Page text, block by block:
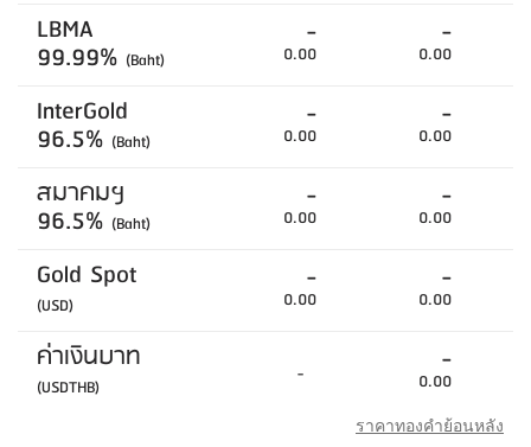
LBMA
99.99% (Baht)
-
0.00
-
0.00
InterGold
96.5% (Baht)
-
0.00
-
0.00
สมาคมฯ
96.5% (Baht)
-
0.00
-
0.00
Gold Spot
(USD)
-
0.00
-
0.00
ค่าเงินบาท
(USDTHB) - -
0.00
ราคาทองคำย้อนหลัง